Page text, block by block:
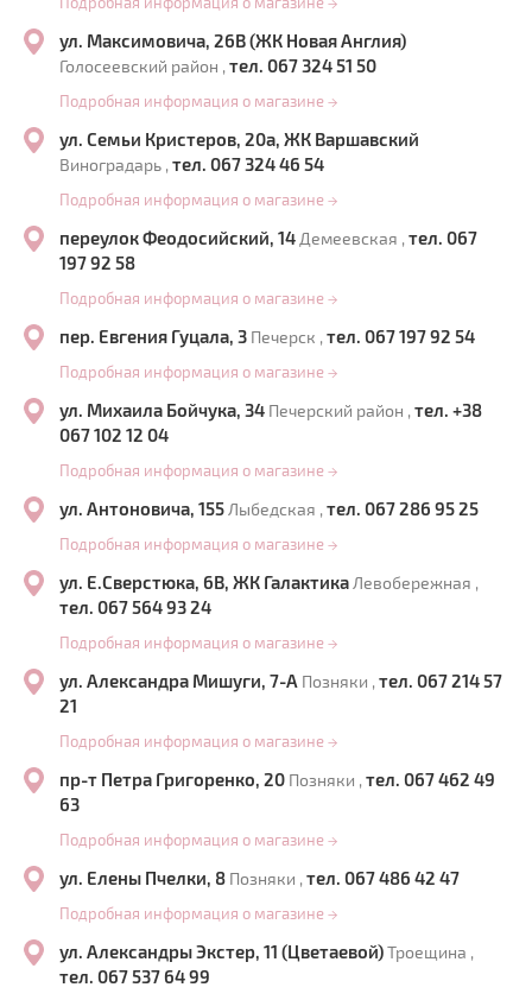
→
ул. Максимовича, 26В (ЖК Новая Англия)
Голосеевский район , тел. 067 324 51 50
Подробная информация о магазине →
ул. Семьи Кристеров, 20а, ЖК Варшавский
Виноградарь , тел. 067 324 46 54
Подробная информация о магазине →
переулок Феодосийский, 14 Демеевская , тел. 067
197 92 58
Подробная информация о магазине →
пер. Евгения Гуцала, 3 Печерск , тел. 067 197 92 54
Подробная информация о магазине →
ул. Михаила Бойчука, 34 Печерский район , тел. +38
067 102 12 04
Подробная информация о магазине →
ул. Антоновича, 155Лыбедская , тел. 067 286 95 25
Подробная информация о магазине →
ул. Е.Сверстюка, 6В, ЖК ГалактикаЛевобережная ,
тел. 067 564 93 24
Подробная информация о магазине →
ул. Александра Мишуги, 7-А Позняки , тел. 067 214 57
21
Подробная информация о магазине →
пр-т Петра Григоренко, 20 Позняки , тел. 067 462 49
63
Подробная информация о магазине →
ул. Елены Пчелки, 8 Позняки , тел. 067 486 42 47
Подробная информация о магазине →
ул. Александры Экстер, 11 (Цветаевой)Троещина ,
тел. 067 537 64 99